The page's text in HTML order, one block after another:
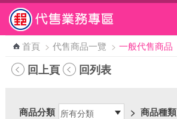
跳到主要內容區塊
首頁 > 代售商品一覽 > 一般代售商品
回上頁 回列表
商品分類 > 商品種類